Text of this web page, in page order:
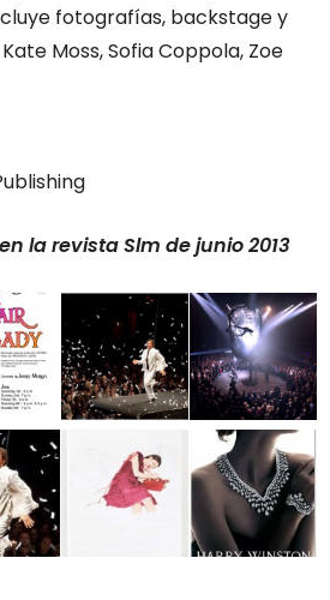
fotografías, backstage y
Moss, Sofia Coppola, Zoe
la revista Slm de junio 2013